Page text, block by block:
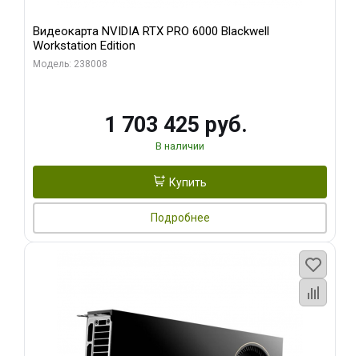
Видеокарта NVIDIA RTX PRO 6000 Blackwell
Workstation Edition
Модель: 238008
1 703 425 руб.
В наличии
Купить
Подробнее